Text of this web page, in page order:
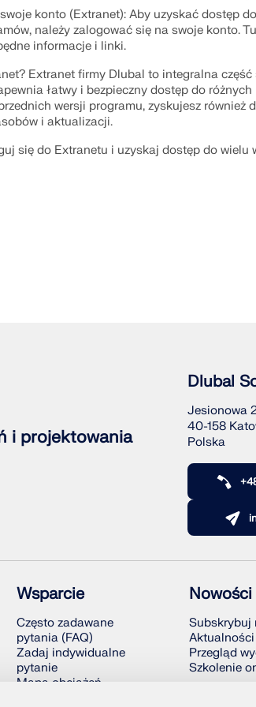
konto (Extranet): Aby uzyskać dostęp
należy zalogować się na swoje konto.
informacje i linki.
Extranet firmy Dlubal to integralna
łatwy i bezpieczny dostęp do
wersji programu, zyskujesz również
i aktualizacji.
się do Extranetu i uzyskaj dostęp do wielu
i projektowania
Dlubal
Jesionowa
40-158
Polska
Wsparcie
Często zadawane
pytania (FAQ)
Zadaj indywidualne
pytanie
Mapa obciążeń
Nowości
Subskrybuj
Aktualności
Przegląd
Szkolenie